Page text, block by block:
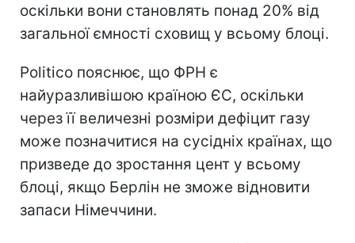
оскільки вони становлять понад 20% від
загальної ємності сховищ у всьому блоці.
Politico пояснює, що ФРН є
найуразливішою країною ЄС, оскільки
через її величезні розміри дефіцит газу
може позначитися на сусідніх країнах, що
призведе до зростання цент у всьому
блоці, якщо Берлін не зможе відновити
запаси Німеччини.